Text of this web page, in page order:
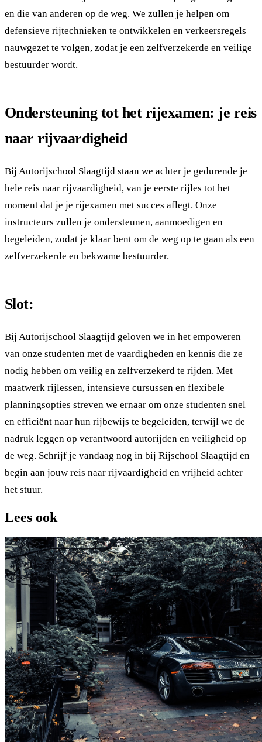
en die van anderen op de weg. We zullen je helpen om
defensieve rijtechnieken te ontwikkelen en verkeersregels
nauwgezet te volgen, zodat je een zelfverzekerde en veilige
bestuurder wordt.
Ondersteuning tot het rijexamen: je reis
naar rijvaardigheid
Bij Autorijschool Slaagtijd staan we achter je gedurende je
hele reis naar rijvaardigheid, van je eerste rijles tot het
moment dat je je rijexamen met succes aflegt. Onze
instructeurs zullen je ondersteunen, aanmoedigen en
begeleiden, zodat je klaar bent om de weg op te gaan als een
zelfverzekerde en bekwame bestuurder.
Slot:
Bij Autorijschool Slaagtijd geloven we in het empoweren
van onze studenten met de vaardigheden en kennis die ze
nodig hebben om veilig en zelfverzekerd te rijden. Met
maatwerk rijlessen, intensieve cursussen en flexibele
planningsopties streven we ernaar om onze studenten snel
en efficiënt naar hun rijbewijs te begeleiden, terwijl we de
nadruk leggen op verantwoord autorijden en veiligheid op
de weg. Schrijf je vandaag nog in bij Rijschool Slaagtijd en
begin aan jouw reis naar rijvaardigheid en vrijheid achter
het stuur.
Lees ook